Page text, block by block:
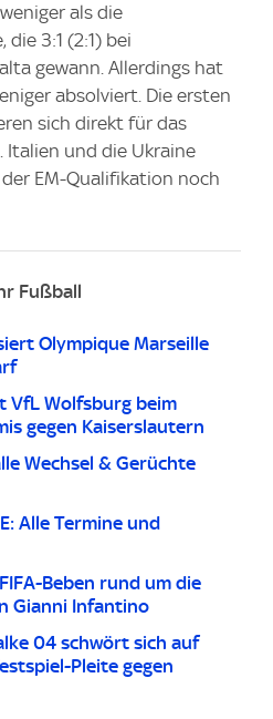
als die
3:1 (2:1) bei
gewann. Allerdings hat
absolviert. Die ersten
sich direkt für das
Italien und die Ukraine
EM-Qualifikation noch
Fußball
Olympique Marseille
VfL Wolfsburg beim
gegen Kaiserslautern
Wechsel & Gerüchte
Alle Termine und
Beben rund um die
Gianni Infantino
04 schwört sich auf
Pleite gegen